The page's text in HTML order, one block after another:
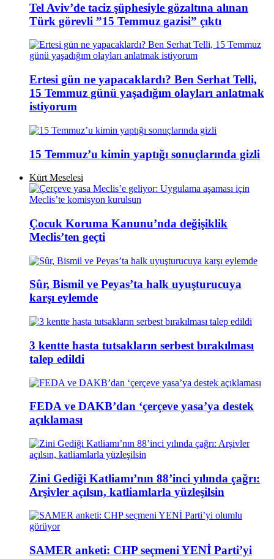
Tel Aviv’de taciz şüphesiyle gözaltına alınan
Türk görevli ”15 Temmuz gazisi” çıktı
Ertesi gün ne yapacaklardı? Ben Serhat Telli,
15 Temmuz günü yaşadığım olayları anlatmak
istiyorum
15 Temmuz’u kimin yaptığı sonuçlarında gizli
Kürt Meselesi
Çocuk Koruma Kanunu’nda değişiklik
Meclis’ten geçti
Sûr, Bismil ve Peyas’ta halk uyuşturucuya
karşı eylemde
3 kentte hasta tutsakların serbest bırakılması
talep edildi
FEDA ve DAKB’dan ‘çerçeve yasa’ya destek
açıklaması
Zini Gediği Katliamı’nın 88’inci yılında çağrı:
Arşivler açılsın, katliamlarla yüzleşilsin
SAMER anketi: CHP seçmeni YENİ Parti’yi